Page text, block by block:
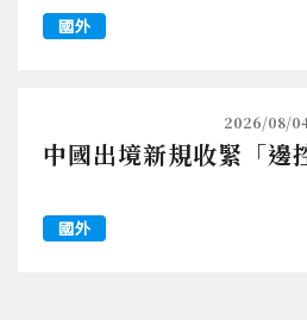
國外
2026/08/
中國出境新規收緊「邊
國外